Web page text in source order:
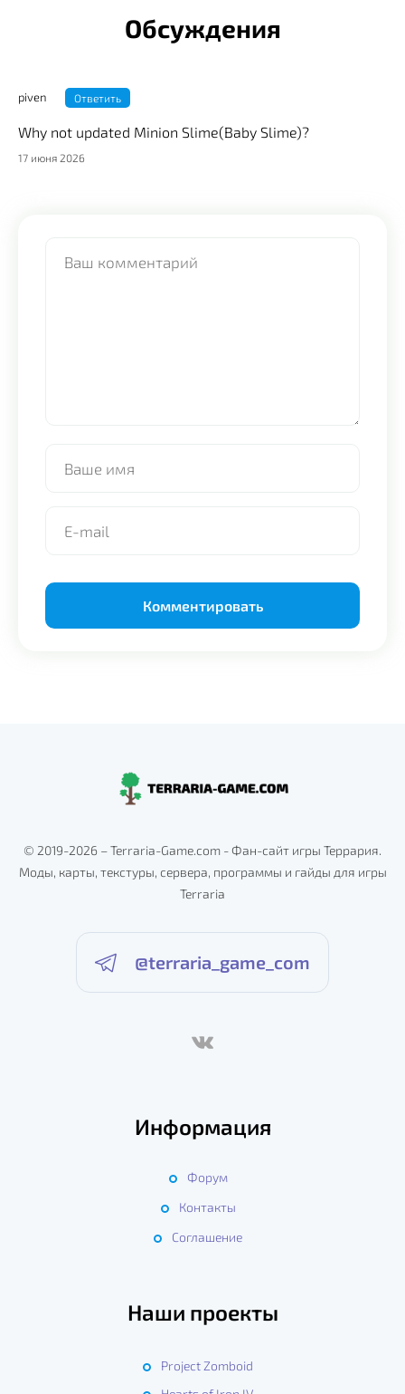
Обсуждения
piven Ответить
Why not updated Minion Slime(Baby Slime)?
17 июня 2026
© 2019-2026 – Terraria-Game.com - Фан-сайт игры Террария.
Моды, карты, текстуры, сервера, программы и гайды для игры
Terraria
@terraria_game_com
Информация
Форум
Контакты
Соглашение
Наши проекты
Project Zomboid